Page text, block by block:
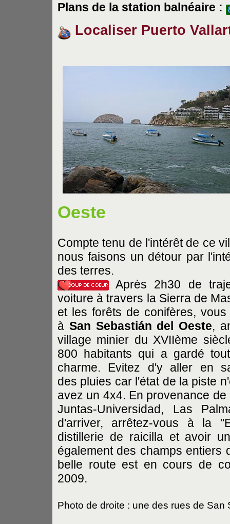
Plans de la station balnéaire :
Localiser Puerto
Oeste
Compte tenu de l'intérêt de ce
nous faisons un détour par
des terres.
Après 2h30 de
voiture à travers la Sierra de
et les forêts de conifères, vous
à San Sebastián del Oeste,
village minier du XVIIème
800 habitants qui a gardé
charme. Evitez d'y aller en
des pluies car l'état de la piste
avez un 4x4. En provenance
Juntas-Universidad, Las
d'arriver, arrêtez-vous à la
distillerie de raicilla et avoir
également des champs entiers
belle route est en cours de
2009.
Photo de droite : une des rues de San